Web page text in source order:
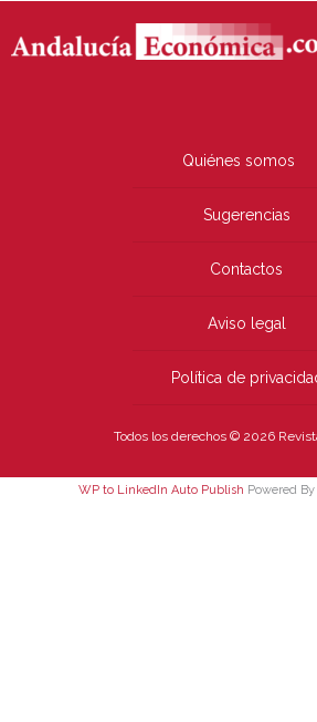
Quiénes somos
Sugerencias
Contactos
Aviso legal
Política de
Todos los derechos © 2026
WP to LinkedIn Auto Publish Powered By